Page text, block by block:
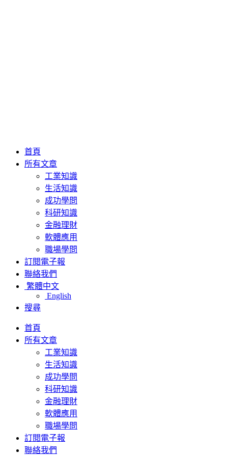
首頁
所有文章
工業知識
生活知識
成功學問
科研知識
金融理財
軟體應用
職場學問
訂閱電子報
聯絡我們
繁體中文
English
搜尋
首頁
所有文章
工業知識
生活知識
成功學問
科研知識
金融理財
軟體應用
職場學問
訂閱電子報
聯絡我們